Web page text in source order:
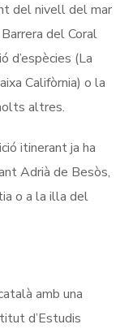
del nivell del mar
del Coral
d’espècies (La
Califòrnia) o la
altres.
itinerant ja ha
Adrià de Besòs,
o a la illa del
amb una
d’Estudis